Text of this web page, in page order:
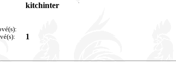
kitchinter
1